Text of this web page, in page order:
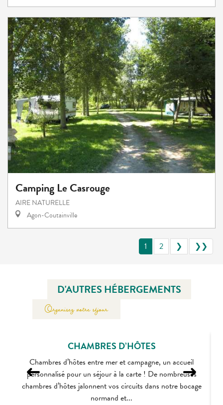
Camping Le Casrouge
AIRE NATURELLE
Agon-Coutainville
1 2 ❯ ❯❯
D'AUTRES HÉBERGEMENTS
Organisez votre séjour
CHAMBRES D’HÔTES
Chambres d’hôtes entre mer et campagne, un accueil
personnalisé pour un séjour à la carte ! De nombreuses
chambres d’hôtes jalonnent vos circuits dans notre bocage
normand et...